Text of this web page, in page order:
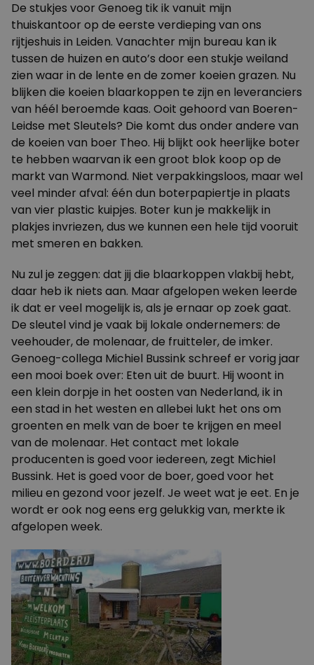
De stukjes voor Genoeg tik ik vanuit mijn
thuiskantoor op de eerste verdieping van ons
rijtjeshuis in Leiden. Vanachter mijn bureau kan ik
tussen de huizen en auto’s door een stukje weiland
zien waar in de lente en de zomer koeien grazen. Nu
blijken die koeien blaarkoppen te zijn en leveranciers
van héél beroemde kaas. Ooit gehoord van Boeren-
Leidse met Sleutels? Die komt dus onder andere van
de koeien van boer Theo. Hij blijkt ook heerlijke boter
te hebben waarvan ik een groot blok koop op de
markt van Warmond. Niet verpakkingsloos, maar wel
veel minder afval: één dun boterpapiertje in plaats
van vier plastic kuipjes. Boter kun je makkelijk in
plakjes invriezen, dus we kunnen een hele tijd vooruit
met smeren en bakken.
Nu zul je zeggen: dat jij die blaarkoppen vlakbij hebt,
daar heb ik niets aan. Maar afgelopen weken leerde
ik dat er veel mogelijk is, als je ernaar op zoek gaat.
De sleutel vind je vaak bij lokale ondernemers: de
veehouder, de molenaar, de fruitteler, de imker.
Genoeg-collega Michiel Bussink schreef er vorig jaar
een mooi boek over: Eten uit de buurt. Hij woont in
een klein dorpje in het oosten van Nederland, ik in
een stad in het westen en allebei lukt het ons om
groenten en melk van de boer te krijgen en meel
van de molenaar. Het contact met lokale
producenten is goed voor iedereen, zegt Michiel
Bussink. Het is goed voor de boer, goed voor het
milieu en gezond voor jezelf. Je weet wat je eet. En je
wordt er ook nog eens erg gelukkig van, merkte ik
afgelopen week.